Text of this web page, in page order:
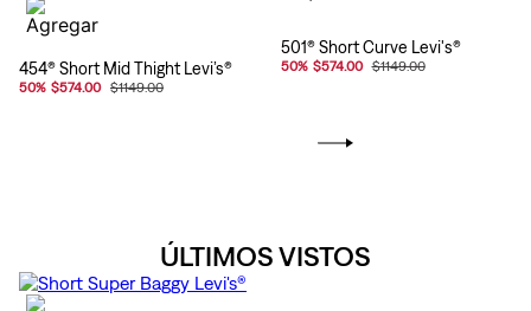
454® Short Mid Thight Levi’s®
50% $574.00 $1149.00
501® Short Curve Levi's®
50% $574.00 $1149.00
ÚLTIMOS VISTOS